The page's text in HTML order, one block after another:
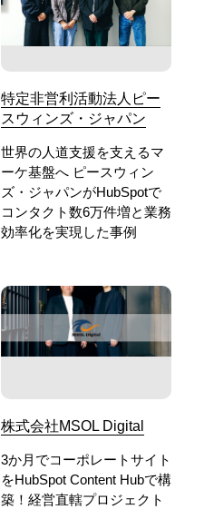
特定非営利活動法人ピー
スウィンズ・ジャパン
世界の人道支援を支えるマ
ーケ基盤へ ピースウィン
ズ・ジャパンがHubSpotで
コンタクト数6万件増と業務
効率化を実現した事例
株式会社MSOL Digital
3か月でコーポレートサイト
をHubSpot Content Hubで構
築！経営直轄プロジェクト